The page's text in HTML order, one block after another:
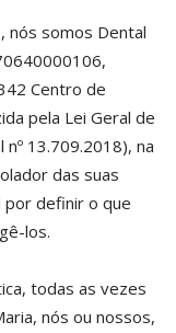
nós somos Dental
Centro de
pela Lei Geral de
13.709.2018), na
das suas
por definir o que
los.
todas as vezes
nós ou nossos,